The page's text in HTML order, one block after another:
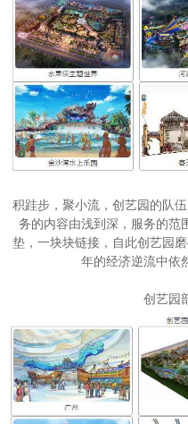
积跬步，聚小流，创艺园的队
务的内容由浅到深，服务的范
垫，一块块链接，自此创艺园
年的经济逆流中依
创艺园